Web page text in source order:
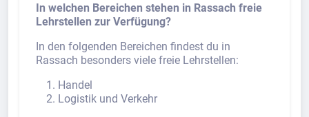
In welchen Bereichen stehen in Rassach freie
Lehrstellen zur Verfügung?
In den folgenden Bereichen findest du in
Rassach besonders viele freie Lehrstellen:
Handel
Logistik und Verkehr